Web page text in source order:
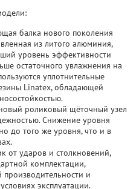
балка нового поколения
из литого алюминия,
уровень эффективности
остаточного увлажнения на
уплотнительные
Linatex, обладающей
роликовый щёточный узел
Снижение уровня
до того же уровня, что и в
от ударов и столкновений,
комплектации,
и
эксплуатации.